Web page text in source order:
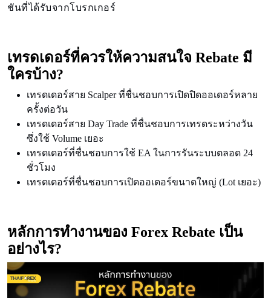
ชันที่ได้รับจากโบรกเกอร์
เทรดเดอร์ที่ควรให้ความสนใจ Rebate มี
ใครบ้าง?
เทรดเดอร์สาย Scalper ที่ชื่นชอบการเปิดปิดออเดอร์หลาย
ครั้งต่อวัน
เทรดเดอร์สาย Day Trade ที่ชื่นชอบการเทรดระหว่างวัน
ซึ่งใช้ Volume เยอะ
เทรดเดอร์ที่ชื่นชอบการใช้ EA ในการรันระบบตลอด 24
ชั่วโมง
เทรดเดอร์ที่ชื่นชอบการเปิดออเดอร์ขนาดใหญ่ (Lot เยอะ)
หลักการทำงานของ Forex Rebate เป็น
อย่างไร?